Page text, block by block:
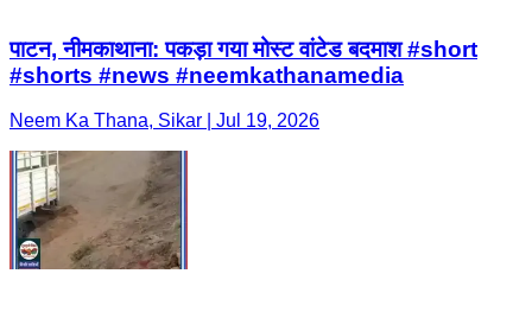
पाटन, नीमकाथाना: पकड़ा गया मोस्ट वांटेड बदमाश #short
#shorts #news #neemkathanamedia
Neem Ka Thana, Sikar | Jul 19, 2026